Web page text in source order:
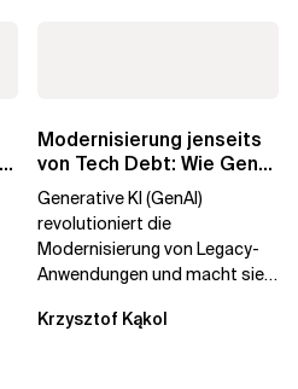
Modernisierung jenseits
von Tech Debt: Wie GenAI
die
Generative KI (GenAI)
revolutioniert die
Modernisierung von Legacy-
Anwendungen und macht sie
Durch die Automatisierung...
Krzysztof Kąkol